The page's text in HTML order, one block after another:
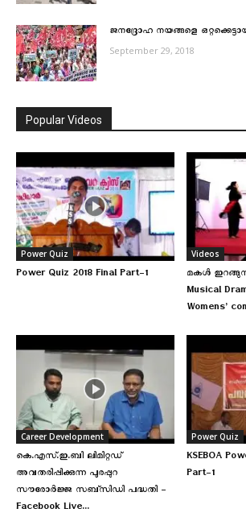
ജനദ്രോഹ നയങ്ങളെ
September 29, 2018
Popular Videos
Power Quiz
Power Quiz 2018 Final Part-1
Videos
മകള്‍
Musical
Womens’
Career Development
കെ.എസ്.ഇ.ബി ലിമിറ്റഡ്
അവതരിപ്പിക്കുന്ന പുരപ്പുറ
സൗരോർജ്ജ സബ്‌സിഡി പദ്ധതി –
Facebook Live...
Power Quiz
KSEBOA
Part-1